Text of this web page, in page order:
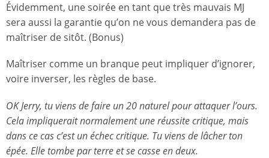
Évidemment, une soirée en tant que très mauvais MJ
sera aussi la garantie qu’on ne vous demandera pas de
maîtriser de sitôt. (Bonus)
Maîtriser comme un branque peut impliquer d’ignorer,
voire inverser, les règles de base.
OK Jerry, tu viens de faire un 20 naturel pour attaquer l’ours.
Cela impliquerait normalement une réussite critique, mais
dans ce cas c’est un échec critique. Tu viens de lâcher ton
épée. Elle tombe par terre et se casse en deux.